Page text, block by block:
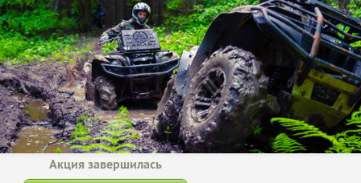
Акция завершилась